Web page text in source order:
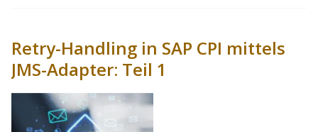
Retry-Handling in SAP CPI mittels
JMS-Adapter: Teil 1